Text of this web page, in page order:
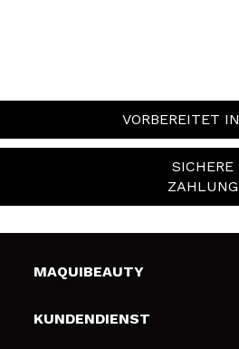
VORBEREITET IN
SICHERE
ZAHLUNG
MAQUIBEAUTY
Über uns
KUNDENDIENST